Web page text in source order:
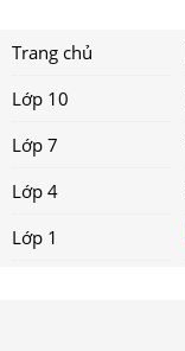
Trang chủ
Lớp 10
Lớp 7
Lớp 4
Lớp 1